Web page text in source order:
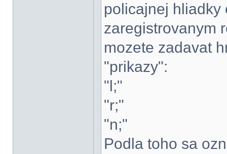
policajnej hliadky
zaregistrovanym
mozete zadavat
"prikazy":
"l;"
"r;"
"n;"
Podla toho sa